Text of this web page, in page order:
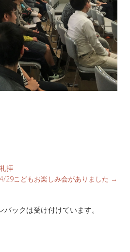
拝
29こどもお楽しみ会がありました →
バックは受け付けています。